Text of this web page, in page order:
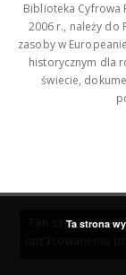
Biblioteka Cyfrowa
2006 r., należy do
zasoby w
historycznym dla
świecie,
Ten serwis
Ta strona